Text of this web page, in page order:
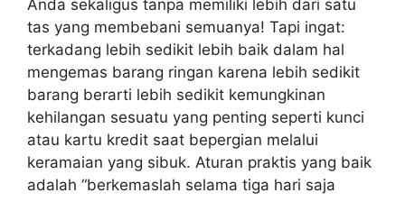
Anda sekaligus tanpa memiliki lebih dari satu
tas yang membebani semuanya! Tapi ingat:
terkadang lebih sedikit lebih baik dalam hal
mengemas barang ringan karena lebih sedikit
barang berarti lebih sedikit kemungkinan
kehilangan sesuatu yang penting seperti kunci
atau kartu kredit saat bepergian melalui
keramaian yang sibuk. Aturan praktis yang baik
adalah “berkemaslah selama tiga hari saja